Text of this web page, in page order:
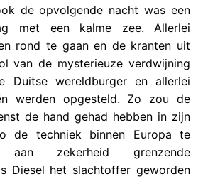
de opvolgende nacht was een
met een kalme zee. Allerlei
rond te gaan en de kranten uit
van de mysterieuze verdwijning
Duitse wereldburger en allerlei
werden opgesteld. Zo zou de
de hand gehad hebben in zijn
de techniek binnen Europa te
zekerheid grenzende
Diesel het slachtoffer geworden